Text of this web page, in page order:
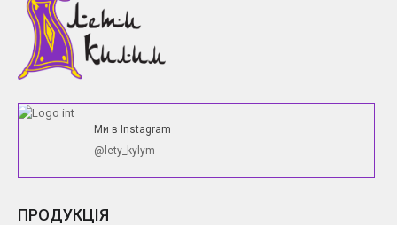
Ми в Instagram
@lety_kylym
ПРОДУКЦІЯ